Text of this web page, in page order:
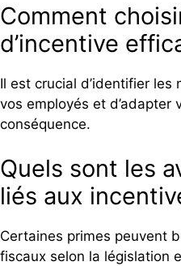
Comment
d’incentive
Il est crucial d’identifier
vos employés et d’adapter
conséquence.
Quels sont les
liés aux
Certaines primes peuvent
fiscaux selon la législation